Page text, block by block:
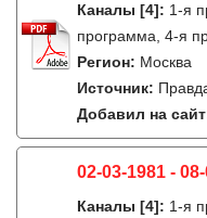
Каналы [4]: 1-я
программа, 4-я
Регион: Москва
Источник:
Добавил на
02-03-1981 -
Каналы [4]: 1-я